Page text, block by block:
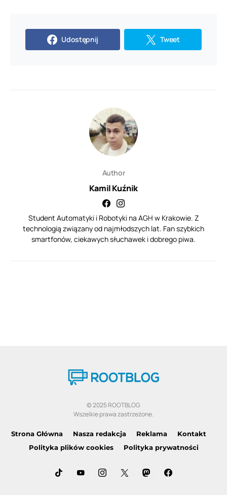
Udostępnij Tweet
Author
Kamil Kuźnik
Student Automatyki i Robotyki na AGH w Krakowie. Z
technologią związany od najmłodszych lat. Fan szybkich
smartfonów, ciekawych słuchawek i dobrego piwa.
© 2025 ROOTBLOG
Wszelkie prawa zastrzeżone.
Strona Główna Nasza redakcja Reklama
Kontakt
Polityka plików cookies
Polityka prywatności